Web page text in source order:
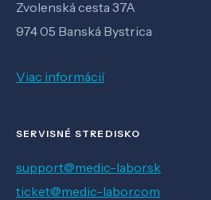
Zvolenská cesta 37A
974 05 Banská Bystrica
Viac informácií
SERVISNÉ STREDISKO
support@medic-labor.sk
ticket@medic-labor.com